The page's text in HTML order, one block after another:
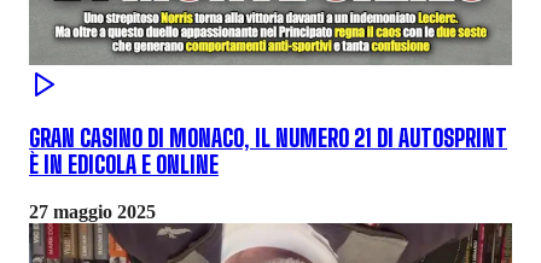
GRAN CASINO DI MONACO, IL NUMERO 21 DI AUTOSPRINT
È IN EDICOLA E ONLINE
27 maggio 2025